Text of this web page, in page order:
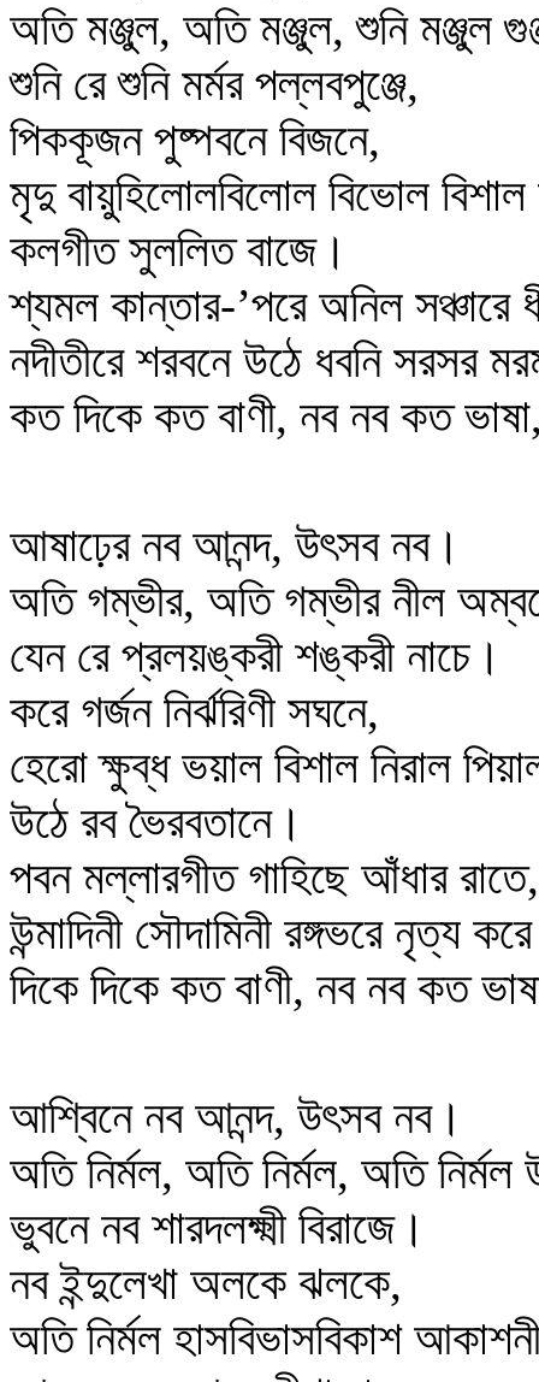
অতি মঞ্জুল, অতি মঞ্জুল, শুনি মঞ্জুল
শুনি রে শুনি মর্মর পল্লবপুঞ্জে,
পিককূজন পুষ্পবনে বিজনে,
মৃদু বায়ুহিলোলবিলোল বিভোল
কলগীত সুললিত বাজে।
শ্যমল কান্তার-’পরে অনিল সঞ্চারে
নদীতীরে শরবনে উঠে ধবনি সরসর
কত দিকে কত বাণী, নব নব কত
আষাঢ়ের নব আনন্দ, উৎসব নব।
অতি গম্ভীর, অতি গম্ভীর নীল
যেন রে প্রলয়ঙ্করী শঙ্করী নাচে।
করে গর্জন নির্ঝরিণী সঘনে,
হেরো ক্ষুব্ধ ভয়াল বিশাল নিরাল
উঠে রব ভৈরবতানে।
পবন মল্লারগীত গাহিছে আঁধার রাতে,
উন্মাদিনী সৌদামিনী রঙ্গভরে নৃত্য
দিকে দিকে কত বাণী, নব নব কত
আশ্বিনে নব আনন্দ, উৎসব নব।
অতি নির্মল, অতি নির্মল, অতি
ভুবনে নব শারদলক্ষ্মী বিরাজে।
নব ইন্দুলেখা অলকে ঝলকে,
অতি নির্মল হাসবিভাসবিকাশ